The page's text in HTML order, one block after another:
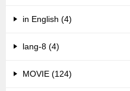
in English (4)
lang-8 (4)
MOVIE (124)